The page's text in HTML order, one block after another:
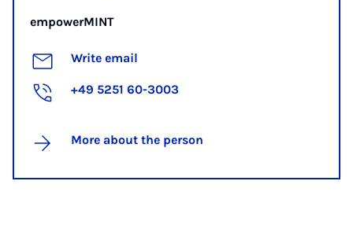
empowerMINT
Write email
+49 5251 60-3003
More about the person